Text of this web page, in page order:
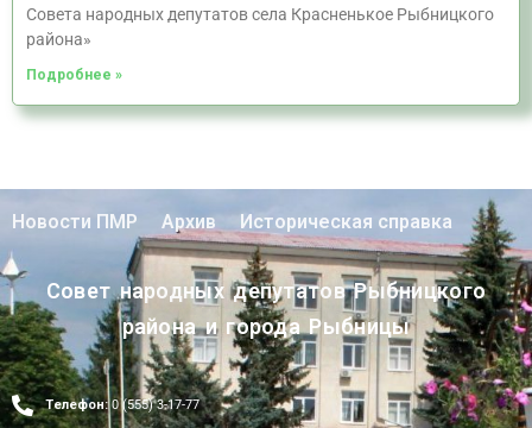
Совета народных депутатов села Красненькое Рыбницкого
района»
Подробнее »
Новости ПМР Архив Историческая справка
Совет народных депутатов Рыбницкого
района и города Рыбницы
Телефон:0 (555) 3-17-77